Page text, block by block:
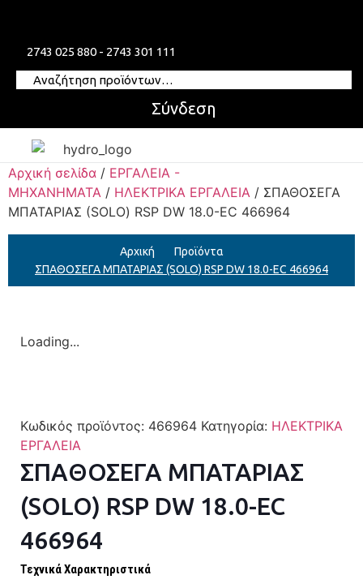
2743 025 880 - 2743 301 111
Σύνδεση
Αρχική σελίδα / ΕΡΓΑΛΕΙΑ -
ΜΗΧΑΝΗΜΑΤΑ / ΗΛΕΚΤΡΙΚΑ ΕΡΓΑΛΕΙΑ / ΣΠΑΘΟΣΕΓΑ
ΜΠΑΤΑΡΙΑΣ (SOLO) RSP DW 18.0-EC 466964
Αρχική
Προϊόντα
ΣΠΑΘΟΣΕΓΑ ΜΠΑΤΑΡΙΑΣ (SOLO) RSP DW 18.0-EC 466964
Loading...
Κωδικός προϊόντος: 466964 Κατηγορία: ΗΛΕΚΤΡΙΚΑ
ΕΡΓΑΛΕΙΑ
ΣΠΑΘΟΣΕΓΑ ΜΠΑΤΑΡΙΑΣ
(SOLO) RSP DW 18.0-EC
466964
Τεχνικά Χαρακτηριστικά